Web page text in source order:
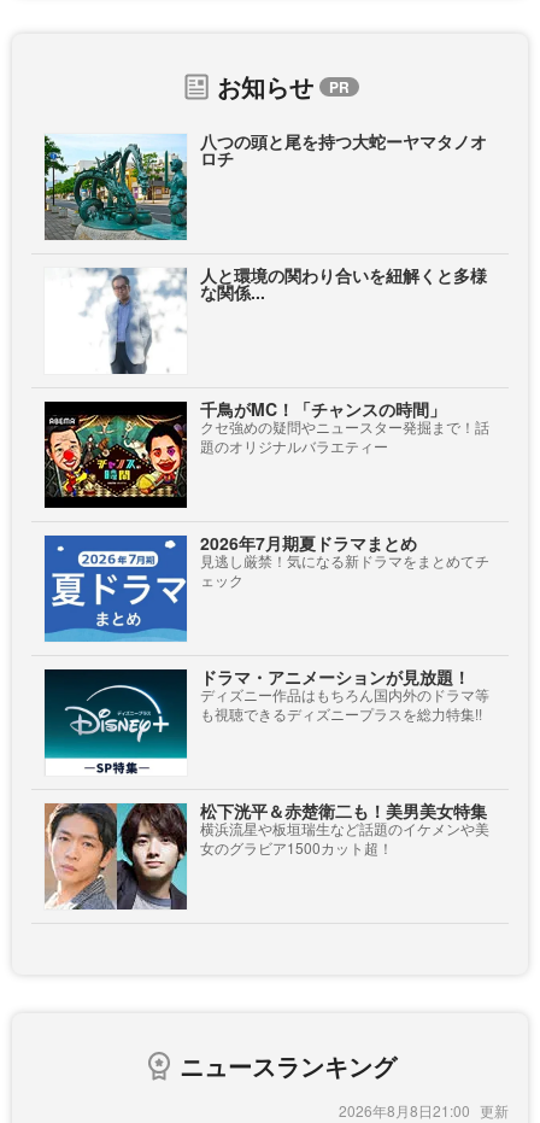
お知らせ
八つの頭と尾を持つ大蛇ーヤマタノオ
ロチ
人と環境の関わり合いを紐解くと多様
な関係...
千鳥がMC！「チャンスの時間」
クセ強めの疑問やニュースター発掘まで！話
題のオリジナルバラエティー
2026年7月期夏ドラマまとめ
見逃し厳禁！気になる新ドラマをまとめてチ
ェック
ドラマ・アニメーションが見放題！
ディズニー作品はもちろん国内外のドラマ等
も視聴できるディズニープラスを総力特集!!
松下洸平＆赤楚衛二も！美男美女特集
横浜流星や板垣瑞生など話題のイケメンや美
女のグラビア1500カット超！
ニュースランキング
2026年8月8日21:00